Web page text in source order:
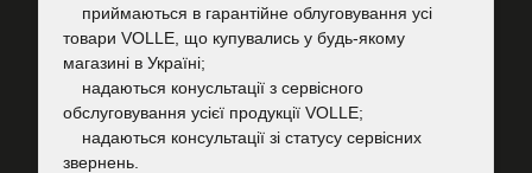
приймаються в гарантійне облуговування усі
товари VOLLE, що купувались у будь-якому
магазині в Україні;
надаються конусльтації з сервісного
обслуговування усієї продукції VOLLE;
надаються консультації зі статусу сервісних
звернень.